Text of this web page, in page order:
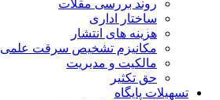
روند بررسی مقلات
ساختار اداری
هزینه های انتشار
ﻣﮑﺎﻧﯿﺰم ﺗﺸﺨﯿﺺ ﺳﺮﻗﺖ ﻋﻠﻤﯽ
مالکیت و مدیریت
حق تکثیر
تسهیلات پایگاه